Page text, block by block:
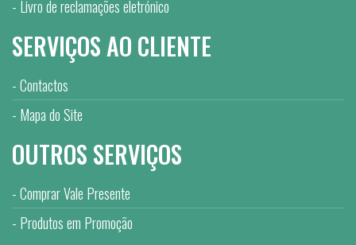
Livro de reclamações eletrónico
SERVIÇOS AO CLIENTE
Contactos
Mapa do Site
OUTROS SERVIÇOS
Comprar Vale Presente
Produtos em Promoção